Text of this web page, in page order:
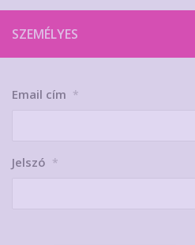
SZEMÉLYES
Email cím *
Jelszó *